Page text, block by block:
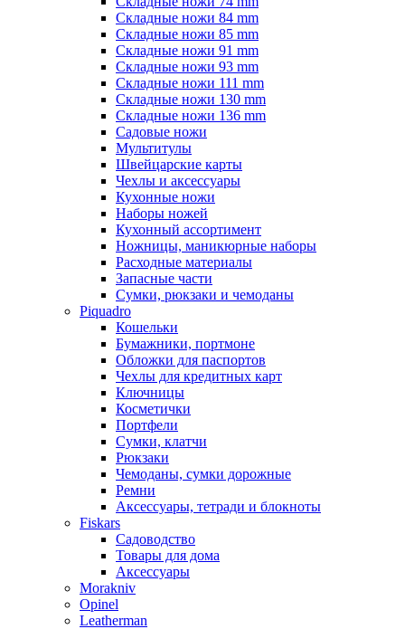
Складные ножи 84 mm
Складные ножи 85 mm
Складные ножи 91 mm
Складные ножи 93 mm
Складные ножи 111 mm
Складные ножи 130 mm
Складные ножи 136 mm
Садовые ножи
Мультитулы
Швейцарские карты
Чехлы и аксессуары
Кухонные ножи
Наборы ножей
Кухонный ассортимент
Ножницы, маникюрные наборы
Расходные материалы
Запасные части
Сумки, рюкзаки и чемоданы
Piquadro
Кошельки
Бумажники, портмоне
Обложки для паспортов
Чехлы для кредитных карт
Ключницы
Косметички
Портфели
Сумки, клатчи
Рюкзаки
Чемоданы, сумки дорожные
Ремни
Аксессуары, тетради и блокноты
Fiskars
Садоводство
Товары для дома
Аксессуары
Morakniv
Opinel
Leatherman